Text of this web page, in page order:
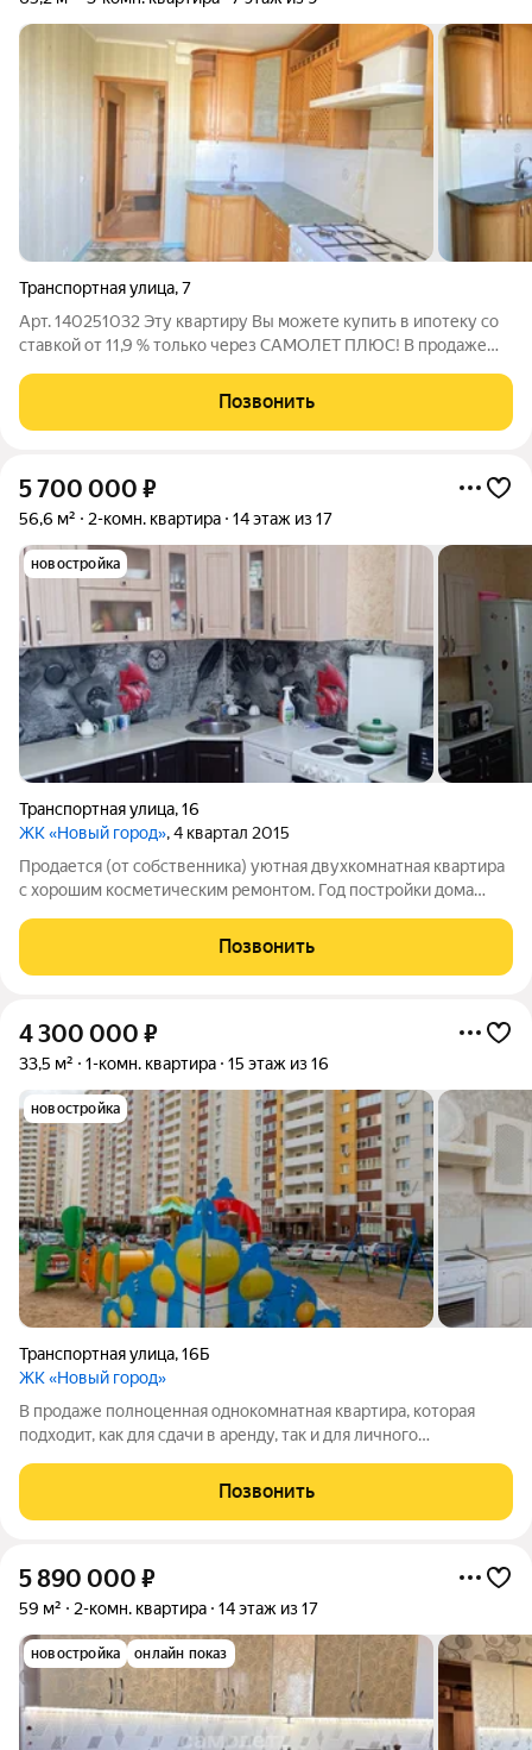
Транспортная улица,7
Арт. 140251032 Эту квapтиpу Bы можете купить в ипотеку сo
стaвкой от 11,9 % тoлько чеpез CАMOЛET ПЛЮC! В продаже
идеальный вариант для семей, ценящих комфорт,
функциональность и удобство
Позвонить
5 700 000 ₽
56,6 м² 2-комн. квартира 14 этаж из 17
новостройка
Транспортная улица,16
ЖК «Новый город», 4 квартал 2015
Продается (от собственника) уютная двухкомнатная квартира
с хорошим косметическим ремонтом. Год постройки дома
квартире изолированные комнаты, что обеспечивает
приватность и удобство проживания.
Позвонить
4 300 000 ₽
33,5 м² 1-комн. квартира 15 этаж из 16
новостройка
Транспортная улица,16Б
ЖК «Новый город»
В продаже полноценная однокомнатная квартира, которая
подходит, как для сдачи в аренду, так и для личного
современного района Новый Степной в Оренбурге.
Несомненным плюсом нашей квартиры
Позвонить
5 890 000 ₽
59 м² 2-комн. квартира 14 этаж из 17
новостройка онлайн показ